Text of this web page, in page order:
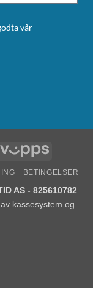
vår
BETINGELSER
AS - 825610782
kassesystem og